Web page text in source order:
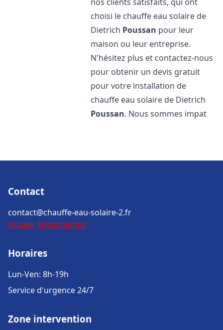
choisi le chauffe eau solaire de
Dietrich Poussan pour leur
maison ou leur entreprise.
N'hésitez plus et contactez-nous
pour obtenir un devis gratuit
pour votre installation de
chauffe eau solaire de Dietrich
Poussan. Nous sommes impat
Contact
contact@chauffe-eau-solaire-2.fr
Accueil Informations
Horaires
Lun-Ven: 8h-19h
Service d'urgence 24/7
Zone intervention